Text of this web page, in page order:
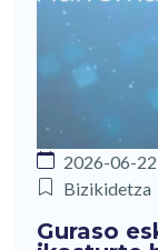
2026-06-22
Bizikidetza
Guraso